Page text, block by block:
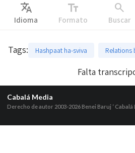
Translate
Idioma
text_fields
Formato
search
Buscar
Tags: Hashpaat ha-sviva Relations
Falta
Cabalá Media
Derecho de autor 2003-2026Benei Baruj ‘ Cabalá